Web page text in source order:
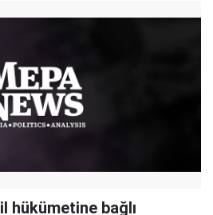
hükümetine bağlı